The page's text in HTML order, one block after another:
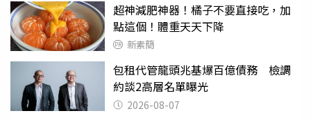
超神減肥神器！橘子不要直接吃，加
點這個！體重天天下降
新素簡
包租代管龍頭兆基爆百億債務 檢調
約談2高層名單曝光
2026-08-07